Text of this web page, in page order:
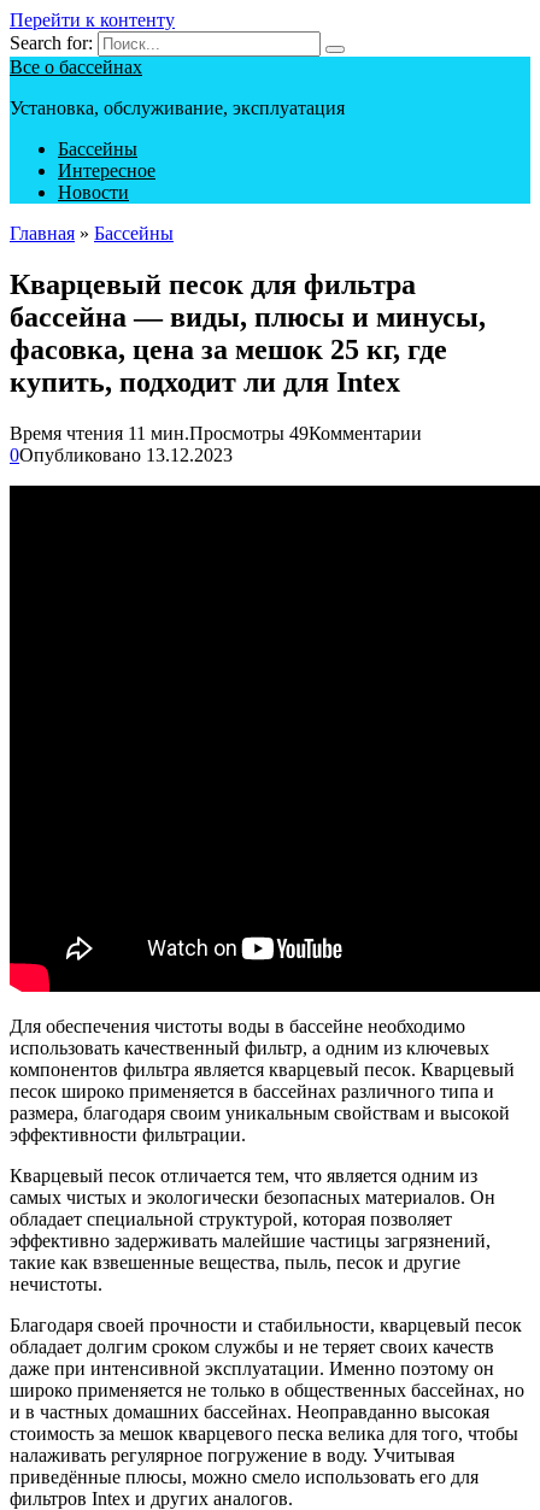
Перейти к контенту
Search for:
Все о бассейнах
Установка, обслуживание, эксплуатация
Бассейны
Интересное
Новости
Главная » Бассейны
Кварцевый песок для фильтра
бассейна — виды, плюсы и минусы,
фасовка, цена за мешок 25 кг, где
купить, подходит ли для Intex
Время чтения 11 мин.Просмотры 49Комментарии
0Опубликовано 13.12.2023
Для обеспечения чистоты воды в бассейне необходимо
использовать качественный фильтр, а одним из ключевых
компонентов фильтра является кварцевый песок. Кварцевый
песок широко применяется в бассейнах различного типа и
размера, благодаря своим уникальным свойствам и высокой
эффективности фильтрации.
Кварцевый песок отличается тем, что является одним из
самых чистых и экологически безопасных материалов. Он
обладает специальной структурой, которая позволяет
эффективно задерживать малейшие частицы загрязнений,
такие как взвешенные вещества, пыль, песок и другие
нечистоты.
Благодаря своей прочности и стабильности, кварцевый песок
обладает долгим сроком службы и не теряет своих качеств
даже при интенсивной эксплуатации. Именно поэтому он
широко применяется не только в общественных бассейнах, но
и в частных домашних бассейнах. Неоправданно высокая
стоимость за мешок кварцевого песка велика для того, чтобы
налаживать регулярное погружение в воду. Учитывая
приведённые плюсы, можно смело использовать его для
фильтров Intex и других аналогов.